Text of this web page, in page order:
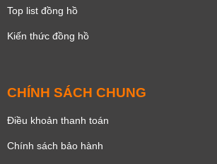
Top list đồng hồ
Kiến thức đồng hồ
CHÍNH SÁCH CHUNG
Điều khoản thanh toán
Chính sách bảo hành